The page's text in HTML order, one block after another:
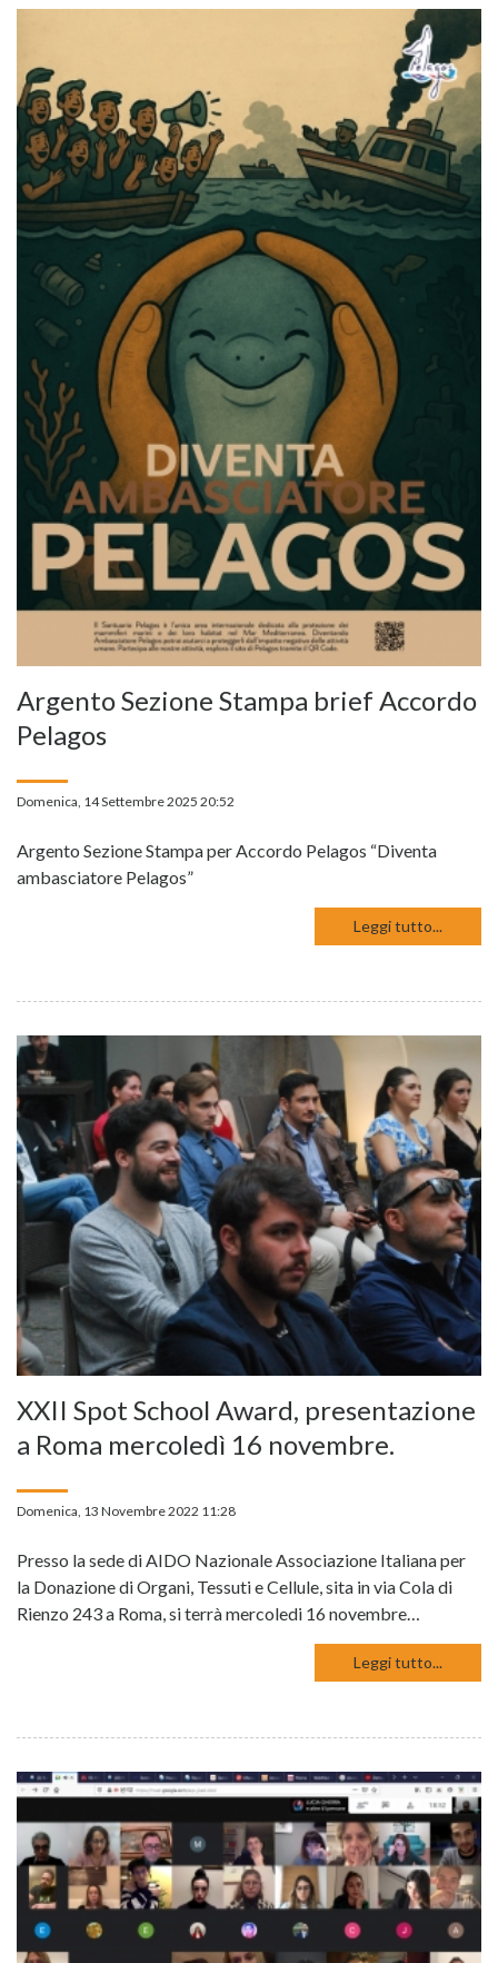
Argento Sezione Stampa brief Accordo
Pelagos
Domenica, 14 Settembre 2025 20:52
Argento Sezione Stampa per Accordo Pelagos “Diventa
ambasciatore Pelagos”
Leggi tutto...
XXII Spot School Award, presentazione
a Roma mercoledì 16 novembre.
Domenica, 13 Novembre 2022 11:28
Presso la sede di AIDO Nazionale Associazione Italiana per
la Donazione di Organi, Tessuti e Cellule, sita in via Cola di
Rienzo 243 a Roma, si terrà mercoledi 16 novembre…
Leggi tutto...